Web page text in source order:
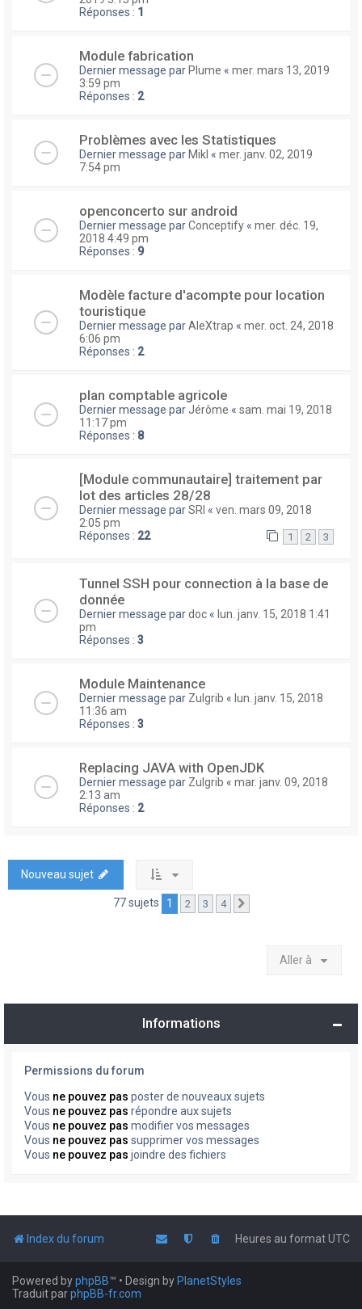
Réponses : 1
Module fabrication
Dernier message parPlume « mer. mars 13, 2019
3:59 pm
Réponses : 2
Problèmes avec les Statistiques
Dernier message parMikl « mer. janv. 02, 2019
7:54 pm
openconcerto sur android
Dernier message parConceptify « mer. déc. 19,
2018 4:49 pm
Réponses : 9
Modèle facture d'acompte pour location
touristique
Dernier message parAleXtrap « mer. oct. 24, 2018
6:06 pm
Réponses : 2
plan comptable agricole
Dernier message par Jérôme « sam. mai 19, 2018
11:17 pm
Réponses : 8
[Module communautaire] traitement par
lot des articles 28/28
Dernier message parSRI « ven. mars 09, 2018
2:05 pm
Réponses : 22 1 2 3
Tunnel SSH pour connection à la base de
donnée
Dernier message pardoc « lun. janv. 15, 2018 1:41
pm
Réponses : 3
Module Maintenance
Dernier message par Zulgrib « lun. janv. 15, 2018
11:36 am
Réponses : 3
Replacing JAVA with OpenJDK
Dernier message par Zulgrib « mar. janv. 09, 2018
2:13 am
Réponses : 2
Nouveau sujet
77 sujets 1 2 3 4
Aller à
Informations
Permissions du forum
Vous ne pouvez pas poster de nouveaux sujets
Vous ne pouvez pas répondre aux sujets
Vous ne pouvez pas modifier vos messages
Vous ne pouvez pas supprimer vos messages
Vous ne pouvez pas joindre des fichiers
Index du forum Heures au formatUTC
Powered byphpBB™ • Design by PlanetStyles
Traduit parphpBB-fr.com